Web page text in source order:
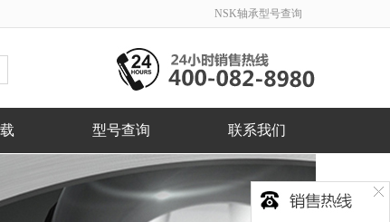
NSK轴承型号查询
型号查询 联系我们